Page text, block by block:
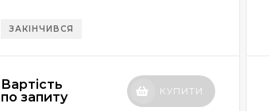
ЗАКІНЧИВСЯ
Вартість
по запиту
КУПИТИ